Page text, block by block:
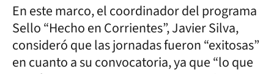
En este marco, el coordinador del programa
Sello “Hecho en Corrientes”, Javier Silva,
consideró que las jornadas fueron “exitosas”
en cuanto a su convocatoria, ya que “lo que